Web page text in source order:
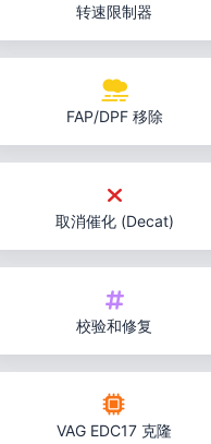
转速限制器
FAP/DPF 移除
取消催化 (Decat)
校验和修复
VAG EDC17 克隆